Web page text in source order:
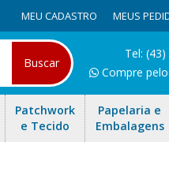
MEU CADASTRO MEUS
Buscar
Tel:
Compre
Patchwork
e Tecido
Papelaria e
Embalagens